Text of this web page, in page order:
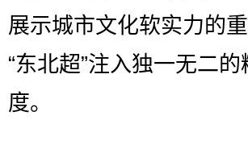
展示城市文化软实力的
“东北超”注入独一无二
度。